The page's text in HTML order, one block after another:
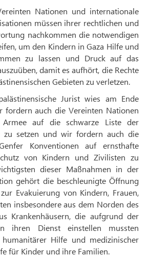
Nationen und internationale
müssen ihrer rechtlichen und
nachkommen die notwendigen
um den Kindern in Gaza Hilfe und
zu lassen und Druck auf das
damit es aufhört, die Rechte
Gebieten zu verletzen.
Jurist wies am Ende
fordern auch die Vereinten Nationen
auf die schwarze Liste der
zu setzen und wir fordern auch die
Konventionen auf ernsthafte
von Kindern und Zivilisten zu
dieser Maßnahmen in der
gehört die beschleunigte Öffnung
Evakuierung von Kindern, Frauen,
insbesondere aus dem Norden des
Krankenhäusern, die aufgrund der
ihren Dienst einstellen mussten
Hilfe und medizinischer
für Kinder und ihre Familien.